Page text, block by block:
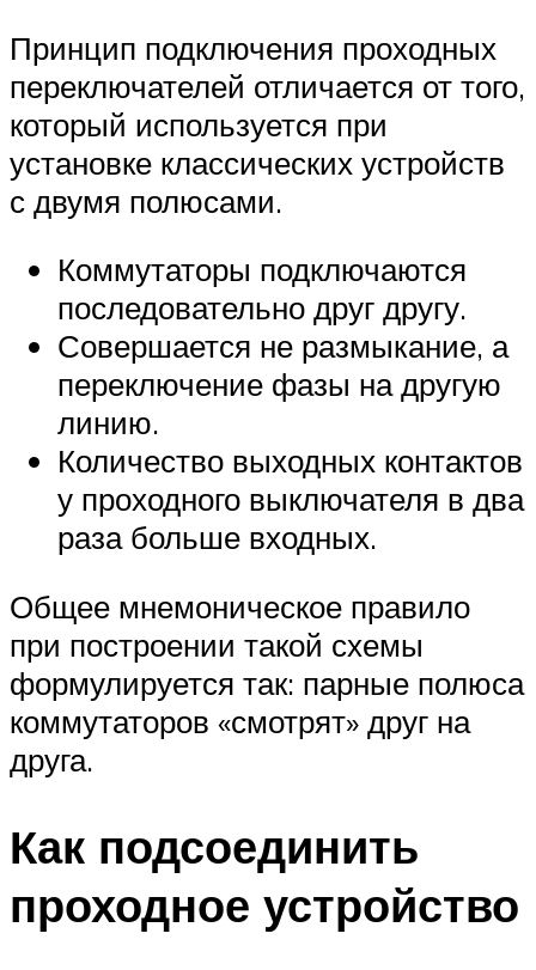
Принцип подключения проходных
переключателей отличается от того,
который используется при
установке классических устройств
с двумя полюсами.
Коммутаторы подключаются
последовательно друг другу.
Совершается не размыкание, а
переключение фазы на другую
линию.
Количество выходных контактов
у проходного выключателя в два
раза больше входных.
Общее мнемоническое правило
при построении такой схемы
формулируется так: парные полюса
коммутаторов «смотрят» друг на
друга.
Как подсоединить
проходное устройство